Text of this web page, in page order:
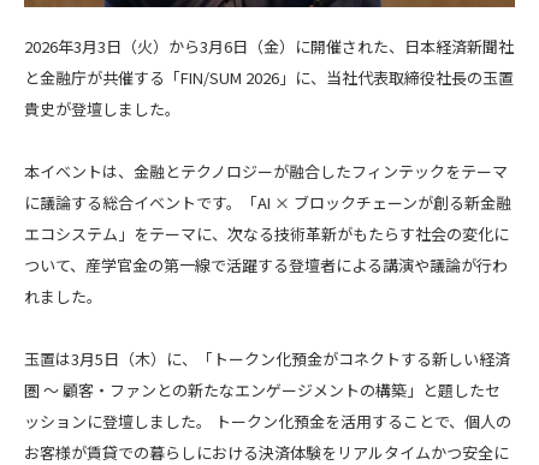
2026年3月3日（火）から3月6日（金）に開催された、日本経済新聞社
と金融庁が共催する「FIN/SUM 2026」に、当社代表取締役社長の玉置
貴史が登壇しました。
本イベントは、金融とテクノロジーが融合したフィンテックをテーマ
に議論する総合イベントです。「AI × ブロックチェーンが創る新金融
エコシステム」をテーマに、次なる技術革新がもたらす社会の変化に
ついて、産学官金の第一線で活躍する登壇者による講演や議論が行わ
れました。
玉置は3月5日（木）に、「トークン化預金がコネクトする新しい経済
圏 ～ 顧客・ファンとの新たなエンゲージメントの構築」と題したセ
ッションに登壇しました。 トークン化預金を活用することで、個人の
お客様が賃貸での暮らしにおける決済体験をリアルタイムかつ安全に